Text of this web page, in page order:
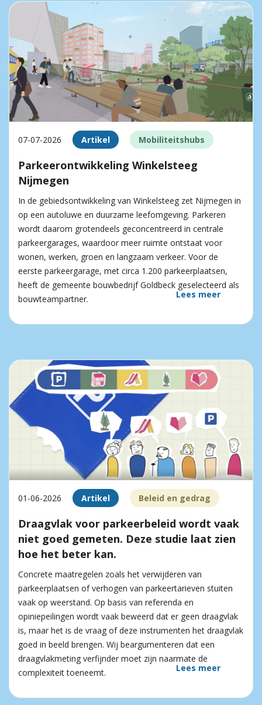
07-07-2026 Artikel Mobiliteitshubs
Parkeerontwikkeling Winkelsteeg
Nijmegen
In de gebiedsontwikkeling van Winkelsteeg zet Nijmegen in
op een autoluwe en duurzame leefomgeving. Parkeren
wordt daarom grotendeels geconcentreerd in centrale
parkeergarages, waardoor meer ruimte ontstaat voor
wonen, werken, groen en langzaam verkeer. Voor de
eerste parkeergarage, met circa 1.200 parkeerplaatsen,
heeft de gemeente bouwbedrijf Goldbeck geselecteerd als
bouwteampartner.
Lees meer
01-06-2026 Artikel Beleid en gedrag
Draagvlak voor parkeerbeleid wordt vaak
niet goed gemeten. Deze studie laat zien
hoe het beter kan.
Concrete maatregelen zoals het verwijderen van
parkeerplaatsen of verhogen van parkeertarieven stuiten
vaak op weerstand. Op basis van referenda en
opiniepeilingen wordt vaak beweerd dat er geen draagvlak
is, maar het is de vraag of deze instrumenten het draagvlak
goed in beeld brengen. Wij beargumenteren dat een
draagvlakmeting verfijnder moet zijn naarmate de
complexiteit toeneemt.
Lees meer